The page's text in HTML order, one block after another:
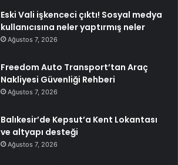
Eski Vali işkenceci çıktı! Sosyal medya
kullanıcısına neler yaptırmış neler
Ağustos 7, 2026
Freedom Auto Transport’tan Araç
Nakliyesi Güvenliği Rehberi
Ağustos 7, 2026
Balıkesir’de Kepsut’a Kent Lokantası
ve altyapı desteği
Ağustos 7, 2026